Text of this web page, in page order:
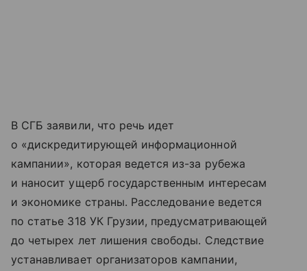
В СГБ заявили, что речь идет
о «дискредитирующей информационной
кампании», которая ведется из-за рубежа
и наносит ущерб государственным интересам
и экономике страны. Расследование ведется
по статье 318 УК Грузии, предусматривающей
до четырех лет лишения свободы. Следствие
устанавливает организаторов кампании,